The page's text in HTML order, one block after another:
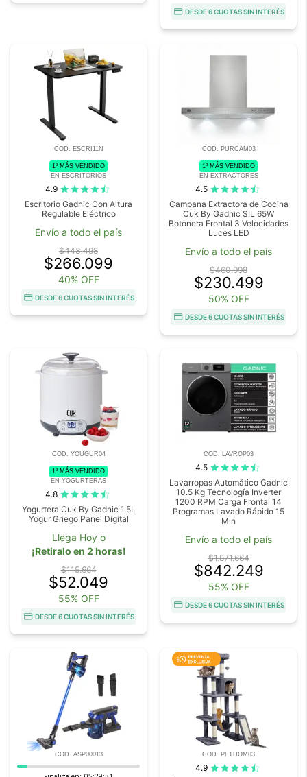
DESDE 6 CUOTAS SIN INTERÉS
COD. ESCRI11N
1º MÁS VENDIDO
EN ESCRITORIOS
4.9
Escritorio Gadnic Con Altura
Regulable Eléctrico
Envío a todo el país
$443.498
$266.099
40% OFF
DESDE 6 CUOTAS SIN INTERÉS
COD. PURCAM03
1º MÁS VENDIDO
EN EXTRACTORES
4.5
Campana Extractora de Cocina
Cuk By Gadnic SIL 65W
Botonera Frontal 3 Velocidades
Luces LED
Envío a todo el país
$460.998
$230.499
50% OFF
DESDE 6 CUOTAS SIN INTERÉS
COD. YOUGUR04
1º MÁS VENDIDO
EN YOGURTERAS
4.8
Yogurtera Cuk By Gadnic 1.5L
Yogur Griego Panel Digital
Llega Hoy o
¡Retiralo en 2 horas!
$115.664
$52.049
55% OFF
DESDE 6 CUOTAS SIN INTERÉS
COD. LAVROP03
4.5
Lavarropas Automático Gadnic
10.5 Kg Tecnología Inverter
1200 RPM Carga Frontal 14
Programas Lavado Rápido 15
Min
Envío a todo el país
$1.871.664
$842.249
55% OFF
DESDE 6 CUOTAS SIN INTERÉS
COD. ASP00013 COD. PETHOM03
4.9